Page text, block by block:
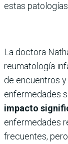
estas patologías.
La doctora
reumatología
de encuentros
enfermedades
impacto
enfermedades
frecuentes,